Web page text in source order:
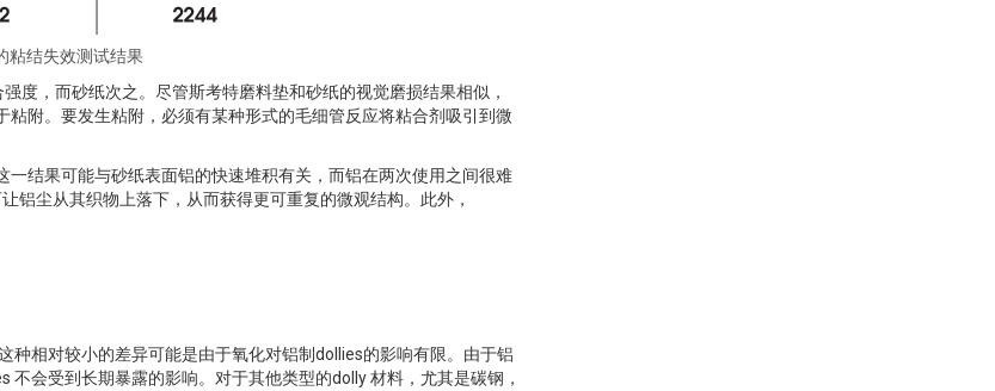
粘结失效测试结果
度，而砂纸次之。尽管斯考特磨料垫和砂纸的视觉磨损结果相似，
附。要发生粘附，必须有某种形式的毛细管反应将粘合剂吸引到微
结果可能与砂纸表面铝的快速堆积有关，而铝在两次使用之间很难
铝尘从其织物上落下，从而获得更可重复的微观结构。此外，
相对较小的差异可能是由于氧化对铝制dollies的影响有限。由于铝
会受到长期暴露的影响。对于其他类型的dolly 材料，尤其是碳钢，